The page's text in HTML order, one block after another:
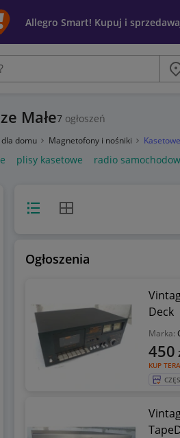
Allegro Smart! Kupuj i
Małe7 ogłoszeń
domu Magnetofony i nośniki Kasetowe
plisy kasetowe radio
Widok listyWidok siatki
Ogłoszenia
Deck
Marka:
KUP
450